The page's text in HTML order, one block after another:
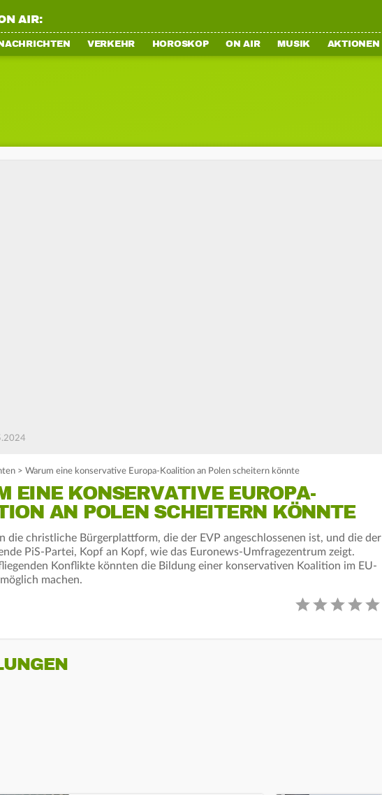
AIR:
VERKEHR HOROSKOP ON AIR MUSIK AKTIONEN
> Warum eine konservative Europa-Koalition an Polen scheitern könnte
EINE KONSERVATIVE EUROPA-
AN POLEN SCHEITERN KÖNNTE
die christliche Bürgerplattform, die der EVP angeschlossenen ist, und die der
PiS-Partei, Kopf an Kopf, wie das Euronews-Umfragezentrum zeigt.
Konflikte könnten die Bildung einer konservativen Koalition im EU-
machen.